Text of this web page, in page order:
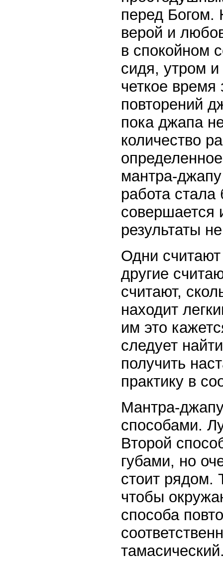
перед Богом.
верой и
в спокойном
сидя, утром
четкое время
повторений
пока джапа
количество
мантра-
работа
совершается
результаты
Одни
другие
считают,
находит
им это
следует
получить
практику в
Мантра-
способами.
Второй
губами, но
стоит рядом.
чтобы
способа